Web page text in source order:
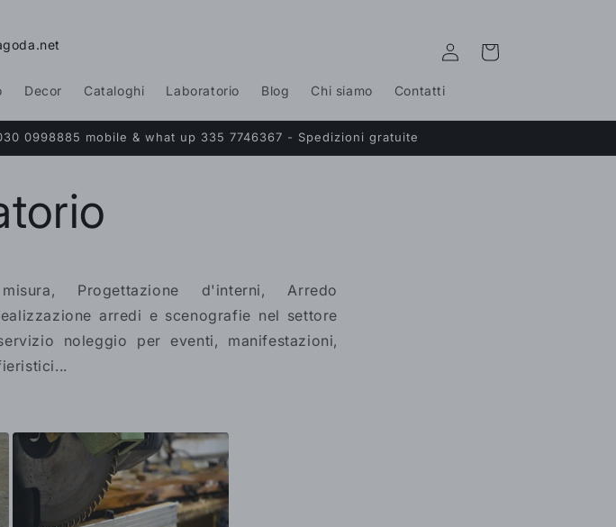
Decor Cataloghi Laboratorio Blog Chi siamo Contatti
Accedi Carrello
0998885 mobile & what up 335 7746367 - Spedizioni gratuite
Progettazione d'interni,Arredo
ealizzazione arredi e scenografie nel settore
noleggio per eventi, manifestazioni,